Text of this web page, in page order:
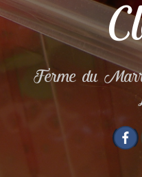
Ferme du